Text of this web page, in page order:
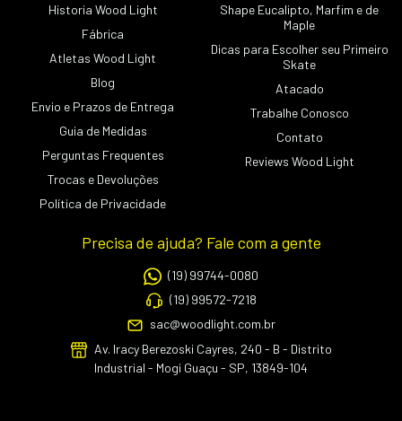
Historia Wood Light
Fábrica
Atletas Wood Light
Blog
Envio e Prazos de Entrega
Guia de Medidas
Perguntas Frequentes
Trocas e Devoluções
Política de Privacidade
Shape Eucalipto, Marfim e de
Maple
Dicas para Escolher seu Primeiro
Skate
Atacado
Trabalhe Conosco
Contato
Reviews Wood Light
Precisa de ajuda? Fale com a gente
(19) 99744-0080
(19) 99572-7218
sac@woodlight.com.br
Av. Iracy Berezoski Cayres, 240 - B - Distrito
Industrial - Mogi Guaçu - SP, 13849-104